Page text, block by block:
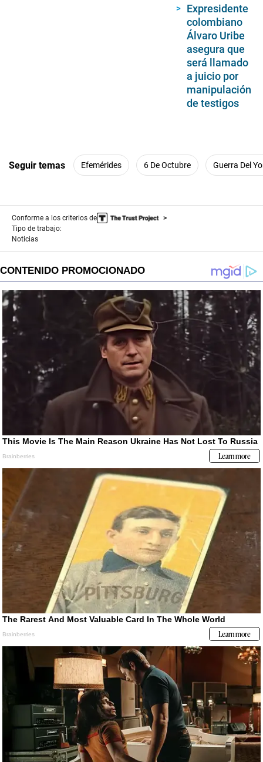
Expresidente
colombiano
Álvaro Uribe
asegura que
será llamado
a juicio por
manipulación
de testigos
Seguir temas Efemérides 6 De Octubre Guerra Del
Conforme a los criterios de
Tipo de trabajo:
Noticias